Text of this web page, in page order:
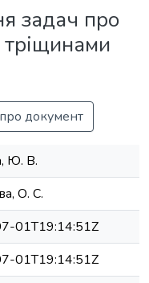
задач про
тріщинами
документ
Ю. В.
О. С.
01T19:14:51Z
01T19:14:51Z